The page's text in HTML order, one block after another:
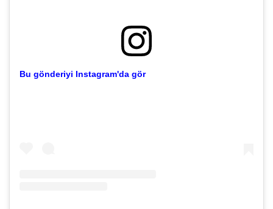
Bu gönderiyi Instagram'da gör